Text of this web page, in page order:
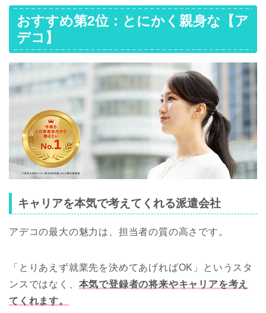
おすすめ第2位：とにかく親身な【ア
デコ】
キャリアを本気で考えてくれる派遣会社
アデコの最大の魅力は、担当者の質の高さです。
「とりあえず就業先を決めてあげればOK」というスタ
ンスではなく、 本気で登録者の将来やキャリアを考え
てくれます。